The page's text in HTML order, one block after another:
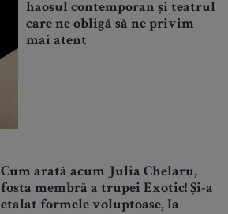
haosul contemporan și teatrul
care ne obligă să ne privim
mai atent
Cum arată acum Julia Chelaru,
fosta membră a trupei Exotic! Și-a
etalat formele voluptoase, la